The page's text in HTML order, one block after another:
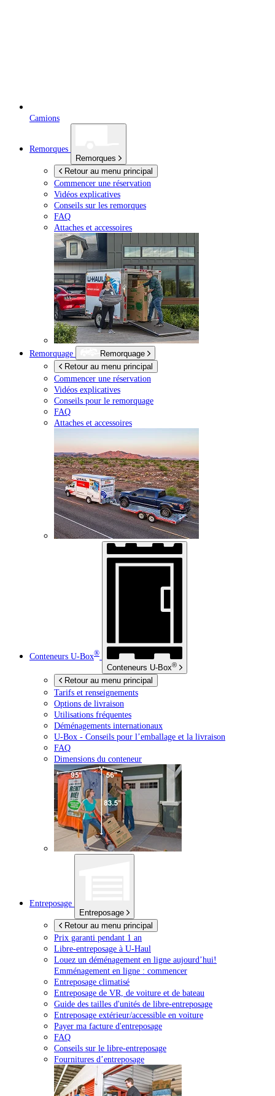
Camions
Remorques
Remorques
Retour au menu principal
Commencer une réservation
Vidéos explicatives
Conseils sur les remorques
FAQ
Attaches et accessoires
Remorquage
Remorquage
Retour au menu principal
Commencer une réservation
Vidéos explicatives
Conseils pour le remorquage
FAQ
Attaches et accessoires
Conteneurs U-Box®
Conteneurs U-Box®
Retour au menu principal
Tarifs et renseignements
Options de livraison
Utilisations fréquentes
Déménagements internationaux
U-Box - Conseils pour l’emballage et la livraison
FAQ
Dimensions du conteneur
Entreposage
Entreposage
Retour au menu principal
Prix garanti pendant 1 an
Libre-entreposage à U-Haul
Louez un déménagement en ligne aujourd’hui!
Emménagement en ligne : commencer
Entreposage climatisé
Entreposage de VR, de voiture et de bateau
Guide des tailles d'unités de libre-entreposage
Entreposage extérieur/accessible en voiture
Payer ma facture d'entreposage
FAQ
Conseils sur le libre-entreposage
Fournitures d’entreposage